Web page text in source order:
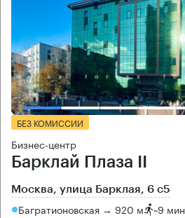
БЕЗ КОМИССИИ
Бизнес-центр
Барклай Плаза II
Москва, улица Барклая, 6 с5
Багратионовская → 920 м ~9 мин